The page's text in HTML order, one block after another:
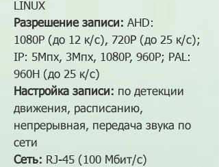
LINUX
Разрешение записи: AHD:
1080P (до 12 к/с), 720Р (до 25 к/с);
IP: 5Mпх, 3Mпх, 1080P, 960P; PAL:
960H (до 25 к/с)
Настройка записи: по детекции
движения, расписанию,
непрерывная, передача звука по
сети
Сеть: RJ-45 (100 Мбит/с)